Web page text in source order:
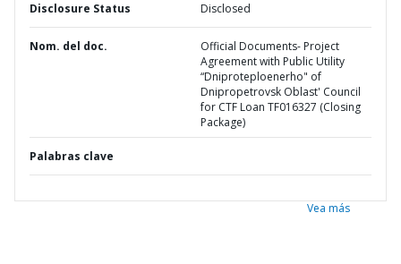
Disclosure Status Disclosed
Nom. del doc.
Official Documents- Project
Agreement with Public Utility
“Dniproteploenerho" of
Dnipropetrovsk Oblast' Council
for CTF Loan TF016327 (Closing
Package)
Palabras clave
Vea más